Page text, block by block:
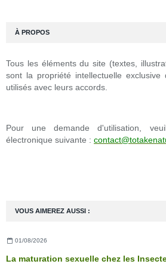
VOUS AIMEREZ AUSSI :
01/08/2026
À PROPOS
Tous les éléments du site (textes,
sont la propriété intellectuelle
utilisés avec leurs accords.
Pour une demande d'utilisation,
électronique suivante :